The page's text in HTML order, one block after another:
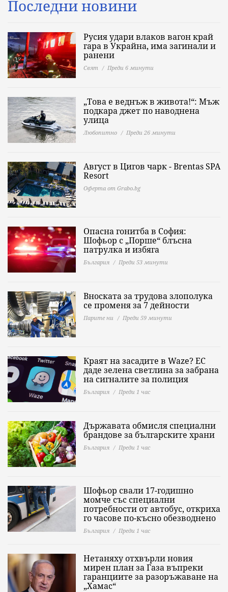
Последни новини
Русия удари влаков вагон край
гара в Украйна, има загинали и
ранени
Свят Преди 6 минути
„Това е веднъж в живота!“: Мъж
подкара джет по наводнена
улица
Любопитно Преди 26 минути
Август в Цигов чарк - Brentas SPA
Resort
Оферта от Grabo.bg
Опасна гонитба в София:
Шофьор с „Порше“ блъсна
патрулка и избяга
България Преди 53 минути
Вноската за трудова злополука
се променя за 7 дейности
Парите ни Преди 59 минути
Краят на засадите в Waze? ЕС
даде зелена светлина за забрана
на сигналите за полиция
България Преди 1 час
Държавата обмисля специални
брандове за българските храни
България Преди 1 час
Шофьор свали 17-годишно
момче със специални
потребности от автобус, откриха
го часове по-късно обезводнено
България Преди 1 час
Нетаняху отхвърли новия
мирен план за Газа въпреки
гаранциите за разоръжаване на
„Хамас“